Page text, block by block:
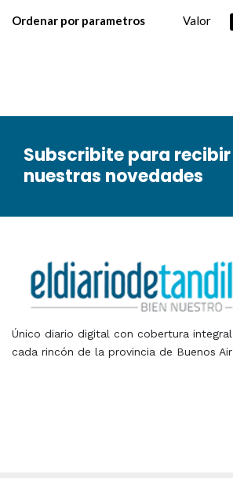
Ordenar por parametros Valor
Subscribite para
nuestras novedades
Único diario digital con cobertura
cada rincón de la provincia de Buenos